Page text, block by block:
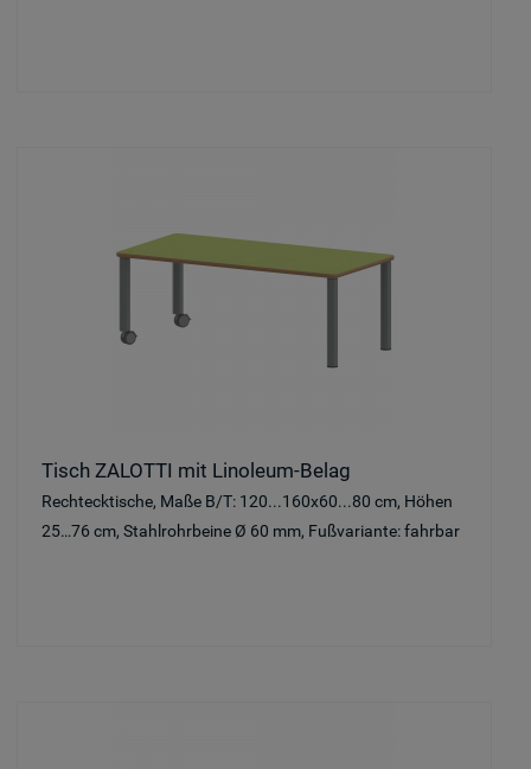
Tisch ZALOTTI mit Linoleum-Belag
Rechtecktische, Maße B/T: 120...160x60...80 cm, Höhen
25…76 cm, Stahlrohrbeine Ø 60 mm, Fußvariante: fahrbar